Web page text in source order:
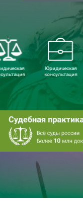
Юридическая
консультация